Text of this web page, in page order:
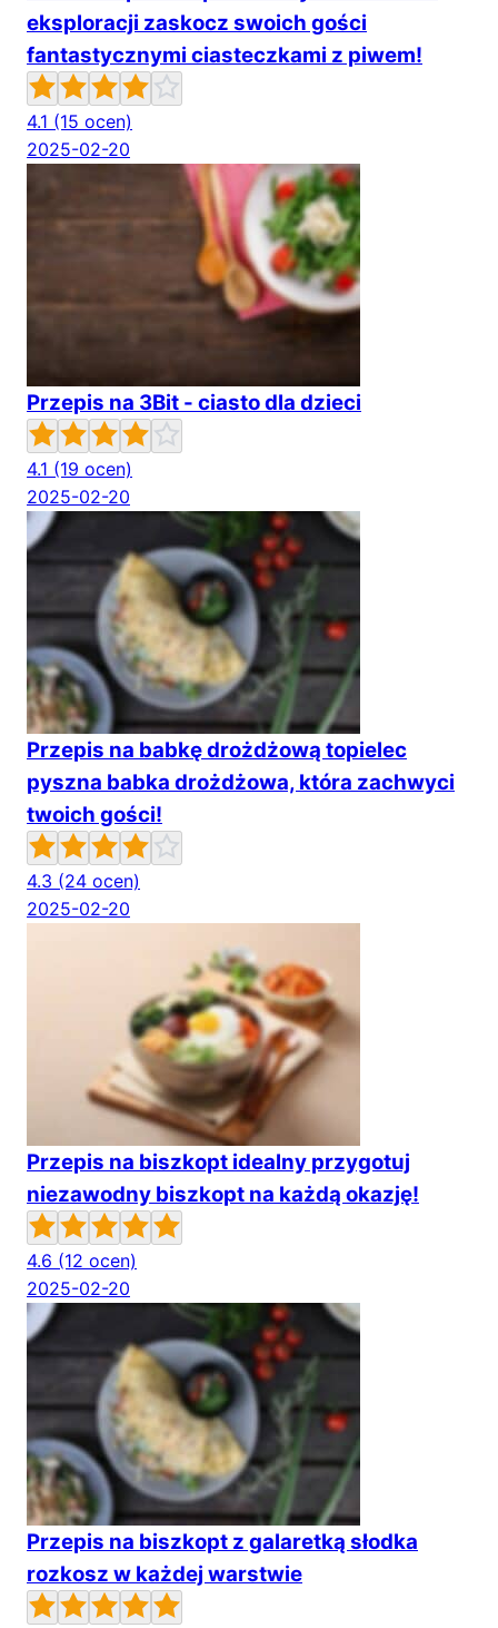
eksploracji zaskocz swoich gości
fantastycznymi ciasteczkami z piwem!
4.1 (15 ocen)
2025-02-20
Przepis na 3Bit - ciasto dla dzieci
4.1 (19 ocen)
2025-02-20
Przepis na babkę drożdżową topielec
pyszna babka drożdżowa, która zachwyci
twoich gości!
4.3 (24 ocen)
2025-02-20
Przepis na biszkopt idealny przygotuj
niezawodny biszkopt na każdą okazję!
4.6 (12 ocen)
2025-02-20
Przepis na biszkopt z galaretką słodka
rozkosz w każdej warstwie